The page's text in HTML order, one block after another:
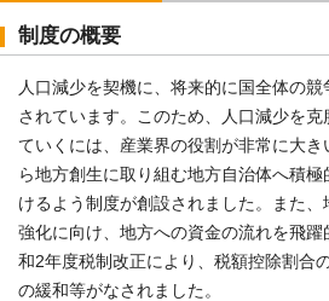
制度の概要
人口減少を契機に、将来的に国全体の
されています。このため、人口減少を克
ていくには、産業界の役割が非常に大
ら地方創生に取り組む地方自治体へ積
けるよう制度が創設されました。また、
強化に向け、地方への資金の流れを飛
和2年度税制改正により、税額控除割合
の緩和等がなされました。